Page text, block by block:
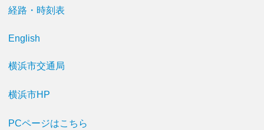
経路・時刻表
English
横浜市交通局
横浜市HP
PCページはこちら